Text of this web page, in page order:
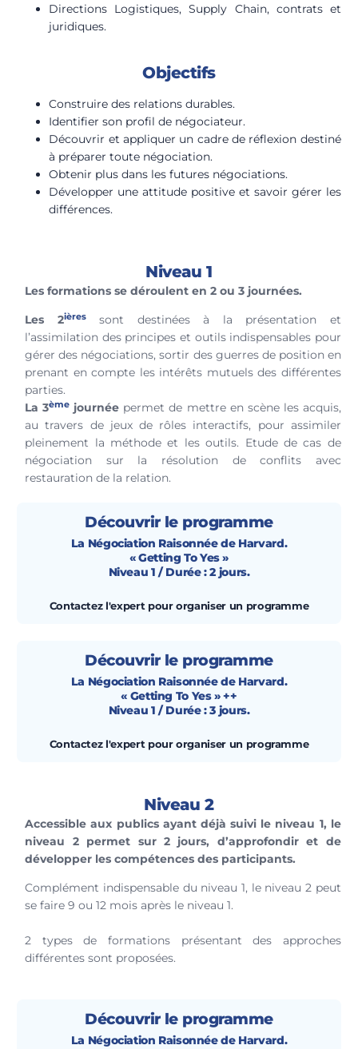
Directions Logistiques, Supply Chain, contrats et
juridiques.
Objectifs
Construire des relations durables.
Identifier son profil de négociateur.
Découvrir et appliquer un cadre de réflexion destiné
à préparer toute négociation.
Obtenir plus dans les futures négociations.
Développer une attitude positive et savoir gérer les
différences.
Niveau 1
Les formations se déroulent en 2 ou 3 journées.
Les 2ières
sont destinées à la présentation et
l’assimilation des principes et outils indispensables pour
gérer des négociations, sortir des guerres de position en
prenant en compte les intérêts mutuels des différentes
parties.
La 3ème journée permet de mettre en scène les acquis,
au travers de jeux de rôles interactifs, pour assimiler
pleinement la méthode et les outils. Etude de cas de
négociation sur la résolution de conflits avec
restauration de la relation.
Découvrir le programme
La Négociation Raisonnée de Harvard.
« Getting To Yes »
Niveau 1 / Durée : 2 jours.
Contactez l'expert pour organiser un programme
Découvrir le programme
La Négociation Raisonnée de Harvard.
« Getting To Yes » ++
Niveau 1 / Durée : 3 jours.
Contactez l'expert pour organiser un programme
Niveau 2
Accessible aux publics ayant déjà suivi le niveau 1, le
niveau 2 permet sur 2 jours, d’approfondir et de
développer les compétences des participants.
Complément indispensable du niveau 1, le niveau 2 peut
se faire 9 ou 12 mois après le niveau 1.
2 types de formations présentant des approches
différentes sont proposées.
Découvrir le programme
La Négociation Raisonnée de Harvard.